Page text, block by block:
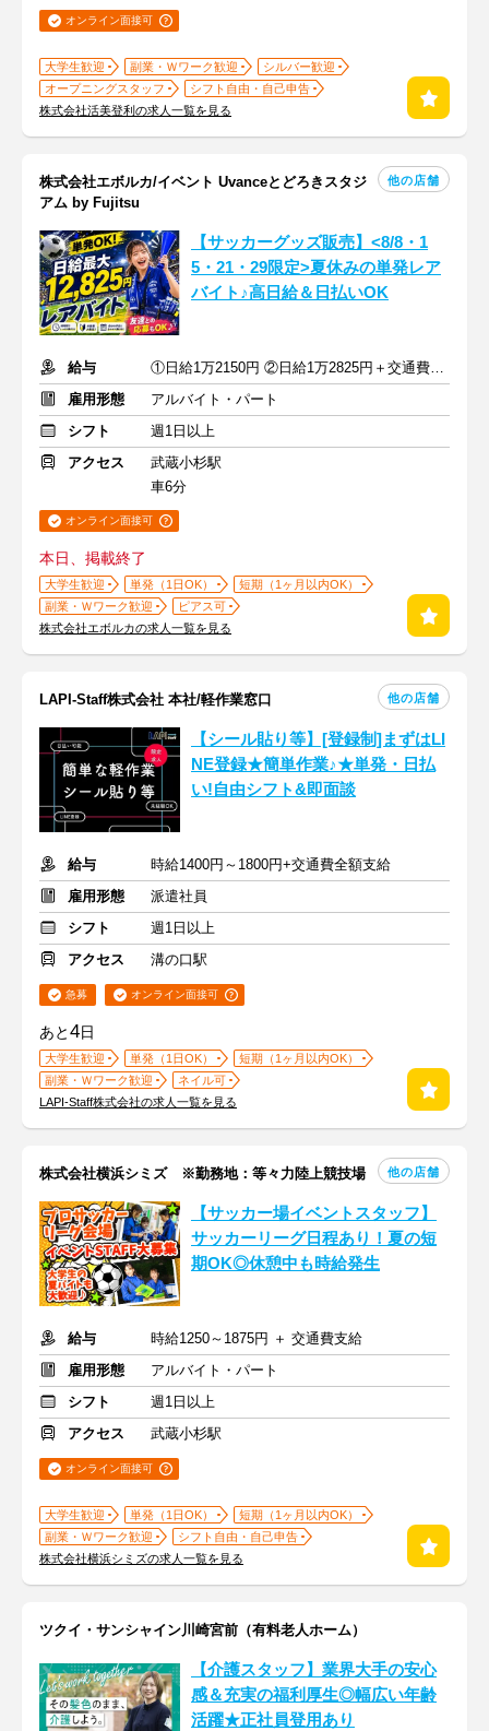
オンライン面接可
大学生歓迎 副業・Ｗワーク歓迎
シルバー歓迎
オープニングスタッフ
シフト自由・自己申告
株式会社活美登利の求人一覧を見る
株式会社エボルカ/イベント Uvanceとどろきスタジ
アム by Fujitsu
他の店舗
【サッカーグッズ販売】<8/8・1
5・21・29限定>夏休みの単発レア
バイト♪高日給＆日払いOK
給与
①日給1万2150円 ②日給1万2825円＋交通費全額支給
雇用形態
アルバイト・パート
シフト
週1日以上
アクセス
武蔵小杉駅
車6分
オンライン面接可
本日、掲載終了
大学生歓迎 単発（1日OK）
短期（1ヶ月以内OK）
副業・Ｗワーク歓迎
ピアス可
株式会社エボルカの求人一覧を見る
LAPI-Staff株式会社 本社/軽作業窓口 他の店舗
【シール貼り等】[登録制]まずはLI
NE登録★簡単作業♪★単発・日払
い!自由シフト&即面談
給与
時給1400円～1800円+交通費全額支給
雇用形態
派遣社員
シフト
週1日以上
アクセス
溝の口駅
急募 オンライン面接可
あと4日
大学生歓迎 単発（1日OK）
短期（1ヶ月以内OK）
副業・Ｗワーク歓迎
ネイル可
LAPI-Staff株式会社の求人一覧を見る
株式会社横浜シミズ ※勤務地：等々力陸上競技場 他の店舗
【サッカー場イベントスタッフ】
サッカーリーグ日程あり！夏の短
期OK◎休憩中も時給発生
給与
時給1250～1875円 ＋ 交通費支給
雇用形態
アルバイト・パート
シフト
週1日以上
アクセス
武蔵小杉駅
オンライン面接可
大学生歓迎 単発（1日OK）
短期（1ヶ月以内OK）
副業・Ｗワーク歓迎
シフト自由・自己申告
株式会社横浜シミズの求人一覧を見る
ツクイ・サンシャイン川崎宮前（有料老人ホーム）
【介護スタッフ】業界大手の安心
感＆充実の福利厚生◎幅広い年齢
活躍★正社員登用あり